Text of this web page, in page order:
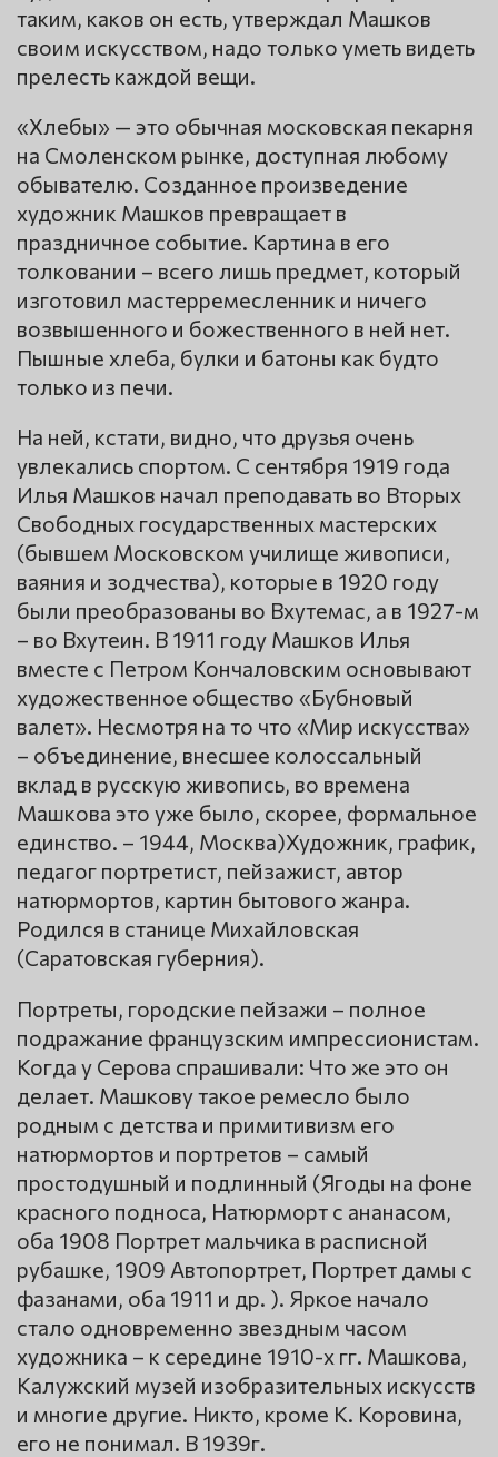
таким, каков он есть, утверждал Машков
своим искусством, надо только уметь видеть
прелесть каждой вещи.
«Хлебы» — это обычная московская пекарня
на Смоленском рынке, доступная любому
обывателю. Созданное произведение
художник Машков превращает в
праздничное событие. Картина в его
толковании – всего лишь предмет, который
изготовил мастерремесленник и ничего
возвышенного и божественного в ней нет.
Пышные хлеба, булки и батоны как будто
только из печи.
На ней, кстати, видно, что друзья очень
увлекались спортом. С сентября 1919 года
Илья Машков начал преподавать во Вторых
Свободных государственных мастерских
(бывшем Московском училище живописи,
ваяния и зодчества), которые в 1920 году
были преобразованы во Вхутемас, а в 1927-м
– во Вхутеин. В 1911 году Машков Илья
вместе с Петром Кончаловским основывают
художественное общество «Бубновый
валет». Несмотря на то что «Мир искусства»
– объединение, внесшее колоссальный
вклад в русскую живопись, во времена
Машкова это уже было, скорее, формальное
единство. – 1944, Москва)Художник, график,
педагог портретист, пейзажист, автор
натюрмортов, картин бытового жанра.
Родился в станице Михайловская
(Саратовская губерния).
Портреты, городские пейзажи – полное
подражание французским импрессионистам.
Когда у Серова спрашивали: Что же это он
делает. Машкову такое ремесло было
родным с детства и примитивизм его
натюрмортов и портретов – самый
простодушный и подлинный (Ягоды на фоне
красного подноса, Натюрморт с ананасом,
оба 1908 Портрет мальчика в расписной
рубашке, 1909 Автопортрет, Портрет дамы с
фазанами, оба 1911 и др. ). Яркое начало
стало одновременно звездным часом
художника – к середине 1910-х гг. Машкова,
Калужский музей изобразительных искусств
и многие другие. Никто, кроме К. Коровина,
его не понимал. В 1939г.